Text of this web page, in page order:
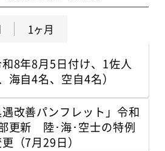
1ヶ月
8年8月5日付け、1佐人
海自4名、空自4名）
遇改善パンフレット」令和
更新 陸･海･空士の特例
（7月29日）